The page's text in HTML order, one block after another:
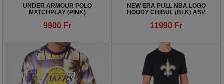
UNDER ARMOUR POLO
MATCHPLAY (PINK)
9900 Fr
NEW ERA PULL NBA LOGO
HOODY CHIBUL (BLK) ASV
11990 Fr